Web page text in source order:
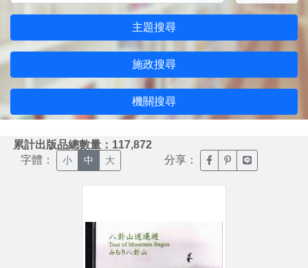
主題搜尋
施政搜尋
機關搜尋
累計出版品總數量：117,872
字體： 小 中 大 分享： 臉書分享(另開新視窗)
噗浪分享(另開新
Line分享(另